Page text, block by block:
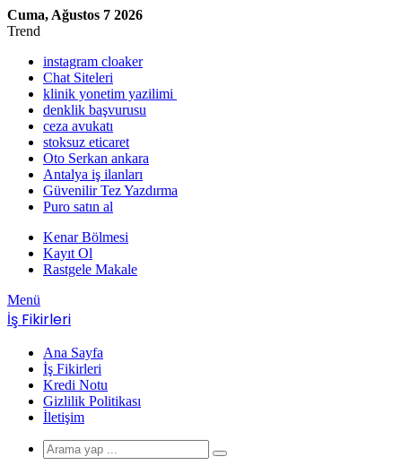
Cuma, Ağustos 7 2026
Trend
instagram cloaker
Chat Siteleri
klinik yonetim yazilimi
denklik başvurusu
ceza avukatı
stoksuz eticaret
Oto Serkan ankara
Antalya iş ilanları
Güvenilir Tez Yazdırma
Puro satın al
Kenar Bölmesi
Kayıt Ol
Rastgele Makale
Menü
İş Fikirleri
Ana Sayfa
İş Fikirleri
Kredi Notu
Gizlilik Politikası
İletişim